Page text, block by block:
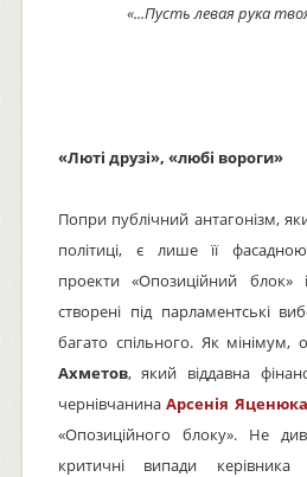
«...Пусть левая рука
«Люті друзі», «любі вороги»
Попри публічний антагонізм,
політиці, є лише її
проекти «Опозиційний
створені під парламентські
багато спільного. Як мінімум,
Ахметов, який віддавна
чернівчанинаАрсенія Яценюка
«Опозиційного блоку». Не
критичні випади керівника